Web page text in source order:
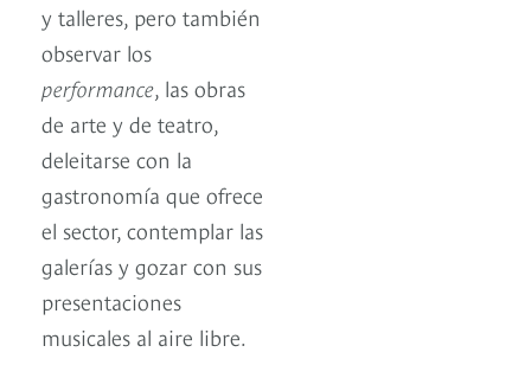
y talleres, pero también
observar los
performance, las obras
de arte y de teatro,
deleitarse con la
gastronomía que ofrece
el sector, contemplar las
galerías y gozar con sus
presentaciones
musicales al aire libre.